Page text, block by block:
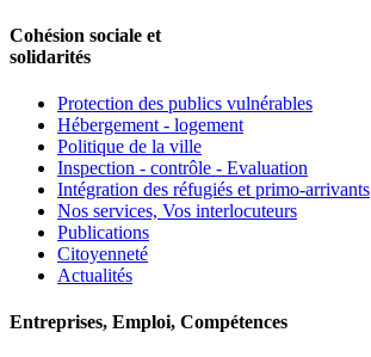
Cohésion sociale et
solidarités
Protection des publics vulnérables
Hébergement - logement
Politique de la ville
Inspection - contrôle - Evaluation
Intégration des réfugiés et primo-arrivants
Nos services, Vos interlocuteurs
Publications
Citoyenneté
Actualités
Entreprises, Emploi, Compétences